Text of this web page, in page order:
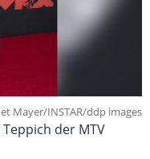
Mayer/INSTAR/ddp images
der MTV